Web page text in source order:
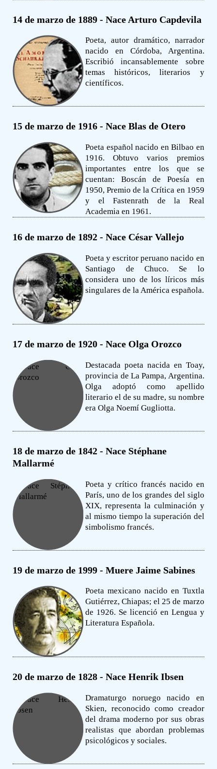
14 de marzo de 1889 - Nace Arturo Capdevila
Poeta, autor dramático, narrador
nacido en Córdoba, Argentina.
Escribió incansablemente sobre
temas históricos, literarios y
científicos.
15 de marzo de 1916 - Nace Blas de Otero
Poeta español nacido en Bilbao en
1916. Obtuvo varios premios
importantes entre los que se
cuentan: Boscán de Poesía en
1950, Premio de la Crítica en 1959
y el Fastenrath de la Real
Academia en 1961.
16 de marzo de 1892 - Nace César Vallejo
Poeta y escritor peruano nacido en
Santiago de Chuco. Se lo
considera uno de los líricos más
singulares de la América española.
17 de marzo de 1920 - Nace Olga Orozco
Destacada poeta nacida en Toay,
provincia de La Pampa, Argentina.
Olga adoptó como apellido
literario el de su madre, su nombre
era Olga Noemí Gugliotta.
18 de marzo de 1842 - Nace Stéphane
Mallarmé
Poeta y crítico francés nacido en
París, uno de los grandes del siglo
XIX, representa la culminación y
al mismo tiempo la superación del
simbolismo francés.
19 de marzo de 1999 - Muere Jaime Sabines
Poeta mexicano nacido en Tuxtla
Gutiérrez, Chiapas; el 25 de marzo
de 1926. Se licenció en Lengua y
Literatura Española.
20 de marzo de 1828 - Nace Henrik Ibsen
Dramaturgo noruego nacido en
Skien, reconocido como creador
del drama moderno por sus obras
realistas que abordan problemas
psicológicos y sociales.